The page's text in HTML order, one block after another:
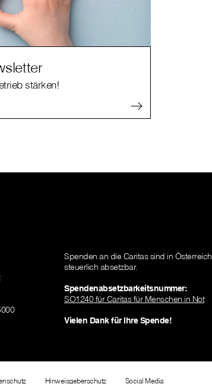
stärken!
Spenden an die Caritas sind in Österreich
steuerlich absetzbar.
Spendenabsetzbarkeitsnummer:
SO1240 für Caritas für Menschen in Not
Vielen Dank für Ihre Spende!
Hinweisgeberschutz Social Media